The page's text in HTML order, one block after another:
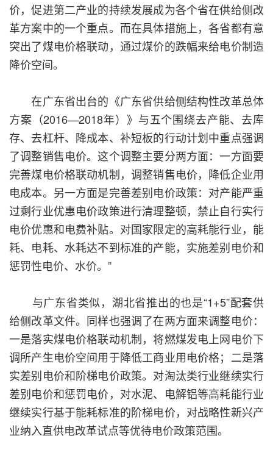
价，促进第二产业的持续发展成为各个省在供给侧改
革方案中的一个重点。而在具体措施上，各省都有意
突出了煤电价格联动，通过煤价的跌幅来给电价制造
降价空间。
在广东省出台的《广东省供给侧结构性改革总体
方案（2016—2018年）》与五个围绕去产能、去库
存、去杠杆、降成本、补短板的行动计划中重点强调
了调整销售电价。这个调整主要分两方面：一方面要
完善煤电价格联动机制，调整销售电价，降低企业用
电成本。另一方面是完善差别电价政策：对产能严重
过剩行业优惠电价政策进行清理整顿，禁止自行实行
电价优惠和电费补贴。对国家限定的高耗能行业，能
耗、电耗、水耗达不到标准的产能，实施差别电价和
惩罚性电价、水价。”
与广东省类似，湖北省推出的也是“1+5”配套供
给侧改革文件。同样也强调了在两方面来调整电价：
一是落实煤电价格联动机制，将燃煤发电上网电价下
调所产生电价空间用于降低工商业用电价格；二是落
实差别电价和阶梯电价政策。对淘汰类行业继续实行
差别电价和惩罚电价，对水泥、电解铝等高耗能行业
继续实行基于能耗标准的阶梯电价，对战略性新兴产
业纳入直供电改革试点等优待电价政策范围。